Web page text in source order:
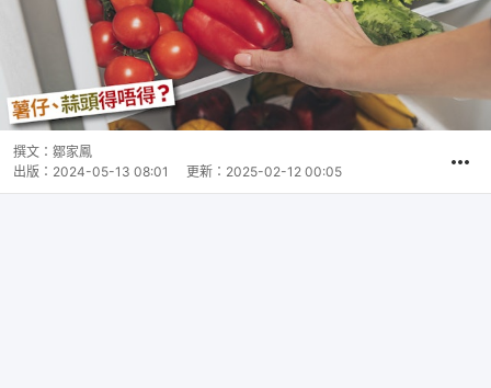
撰文： 鄒家鳳
出版： 2024-05-13 08:01 更新： 2025-02-12 00:05